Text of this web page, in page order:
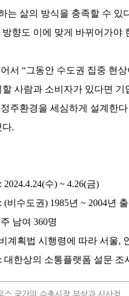
는 삶의 방식을 충족할 수 있
향도 이에 맞게 바뀌어가야
서 “그동안 수도권 집중 현
할 사람과 소비자가 있다면
주환경을 세심하게 설계한
다.
수) ~ 4.26(금)
(비수도권) 1985년 ~ 2004년
남여 360명
계획법 시행령에 따라 서울,
대한상의 소통플랫폼 설문 조
스 국가의 수출시장 부상과 시사점